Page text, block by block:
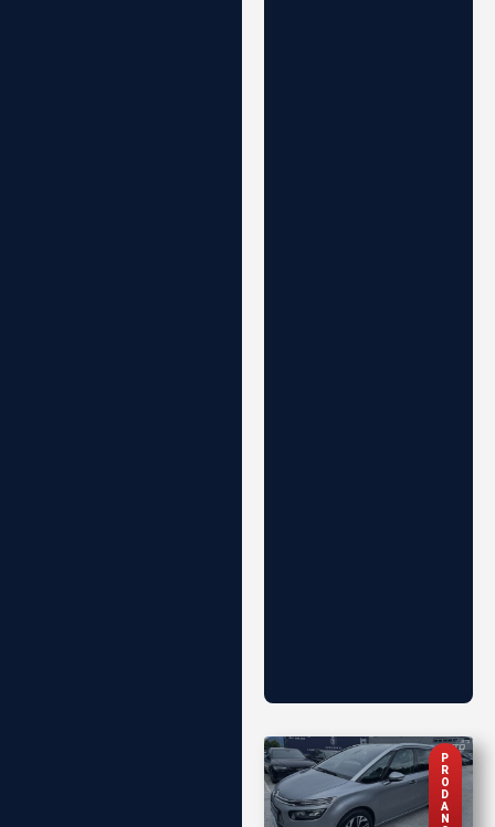
P
R
O
D
A
N